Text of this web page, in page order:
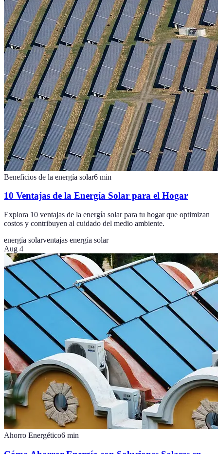
Beneficios de la energía solar6 min
10 Ventajas de la Energía Solar para el Hogar
Explora 10 ventajas de la energía solar para tu hogar que optimizan
costos y contribuyen al cuidado del medio ambiente.
energía solarventajas energía solar
Aug 4
Ahorro Energético6 min